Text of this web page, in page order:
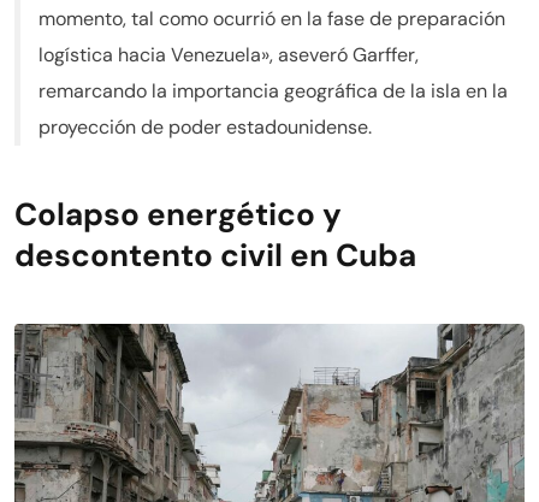
momento, tal como ocurrió en la fase de preparación
logística hacia Venezuela», aseveró Garffer,
remarcando la importancia geográfica de la isla en la
proyección de poder estadounidense.
Colapso energético y
descontento civil en Cuba